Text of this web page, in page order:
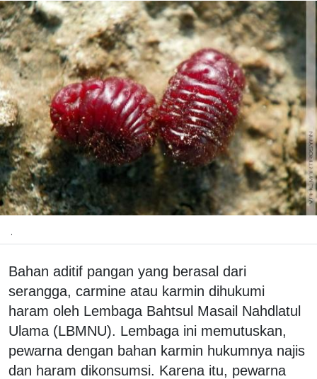
.
Bahan aditif pangan yang berasal dari
serangga, carmine atau karmin dihukumi
haram oleh Lembaga Bahtsul Masail Nahdlatul
Ulama (LBMNU). Lembaga ini memutuskan,
pewarna dengan bahan karmin hukumnya najis
dan haram dikonsumsi. Karena itu, pewarna